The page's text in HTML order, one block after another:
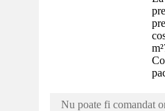
m²
Nu poate fi comandat